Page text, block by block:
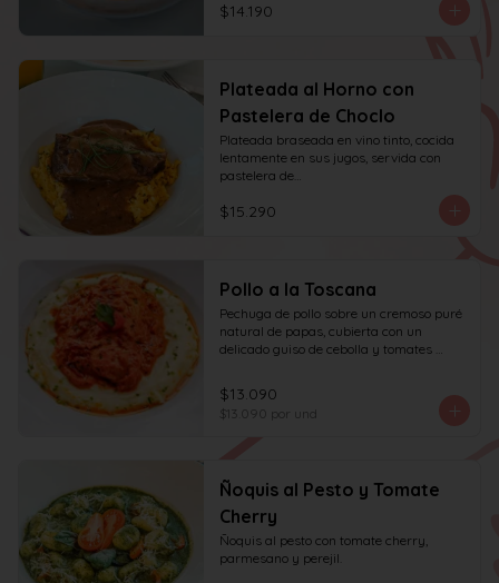
$14.190
Plateada al Horno con
Pastelera de Choclo
Plateada braseada en vino tinto, cocida
lentamente en sus jugos, servida con
pastelera de
$15.290
Pollo a la Toscana
Pechuga de pollo sobre un cremoso puré
natural de papas, cubierta con un
delicado guiso de cebolla y tomates
blanco y fondo de verduras.
$13.090
$13.090 por und
Ñoquis al Pesto y Tomate
Cherry
Ñoquis al pesto con tomate cherry,
parmesano y perejil.